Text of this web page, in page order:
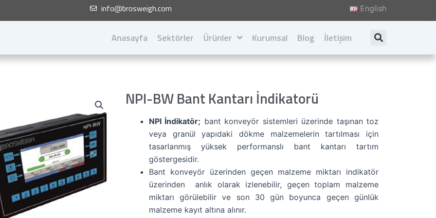
info@brosweigh.com English
Anasayfa Sektörler Ürünler Kurumsal
Hakkımızda
İlkelerimiz
Katalog İndir
Blog İletişim Search
NPI-BW Bant Kantarı İndikatorü
NPI İndikatör; bant konveyör sistemleri üzerinde taşınan toz
veya granül yapıdaki dökme malzemelerin tartılması için
tasarlanmış yüksek performanslı bant kantarı tartım
göstergesidir.
Bant konveyör üzerinden geçen malzeme miktarı indikatör
üzerinden anlık olarak izlenebilir, geçen toplam malzeme
miktarı görülebilir ve son 30 gün boyunca geçen günlük
malzeme kayıt altına alınır.